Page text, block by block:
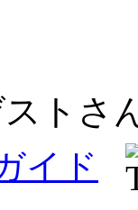
スト
イド